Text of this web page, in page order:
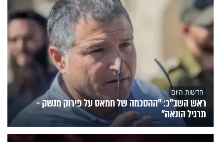
חדשות היום
ראש השב"כ: "ההסכמה של חמאס על פירוק מנשק -
תרגיל הונאה"